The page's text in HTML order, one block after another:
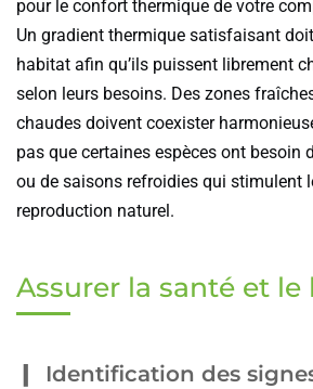
pour le confort thermique de votre
Un gradient thermique satisfaisant
habitat afin qu’ils puissent librement
selon leurs besoins. Des zones
chaudes doivent coexister
pas que certaines espèces ont besoin
ou de saisons refroidies qui stimulent
reproduction naturel.
Assurer la santé et
Identification des